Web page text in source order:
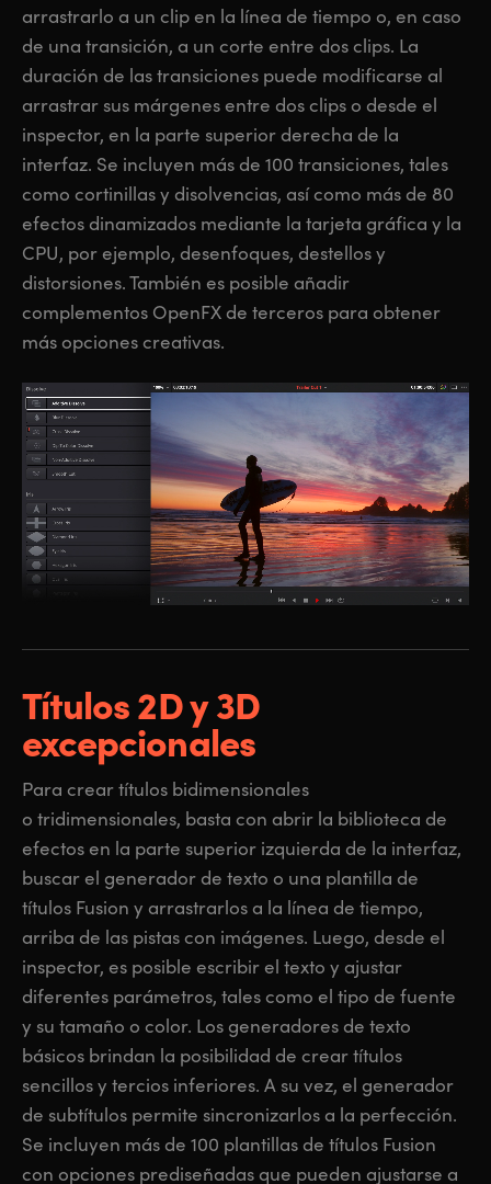
arrastrarlo a un clip en la línea de tiempo o, en caso
de una transición, a un corte entre dos clips. La
duración de las transiciones puede modificarse al
arrastrar sus márgenes entre dos clips o desde el
inspector, en la parte superior derecha de la
interfaz. Se incluyen más de 100 transiciones, tales
como cortinillas y disolvencias, así como más de 80
efectos dinamizados mediante la tarjeta gráfica y la
CPU, por ejemplo, desenfoques, destellos y
distorsiones. También es posible añadir
complementos OpenFX de terceros para obtener
más opciones creativas.
Títulos 2D y 3D
excepcionales
Para crear títulos bidimensionales
o tridimensionales, basta con abrir la biblioteca de
efectos en la parte superior izquierda de la interfaz,
buscar el generador de texto o una plantilla de
títulos Fusion y arrastrarlos a la línea de tiempo,
arriba de las pistas con imágenes. Luego, desde el
inspector, es posible escribir el texto y ajustar
diferentes parámetros, tales como el tipo de fuente
y su tamaño o color. Los generadores de texto
básicos brindan la posibilidad de crear títulos
sencillos y tercios inferiores. A su vez, el generador
de subtítulos permite sincronizarlos a la perfección.
Se incluyen más de 100 plantillas de títulos Fusion
con opciones prediseñadas que pueden ajustarse a